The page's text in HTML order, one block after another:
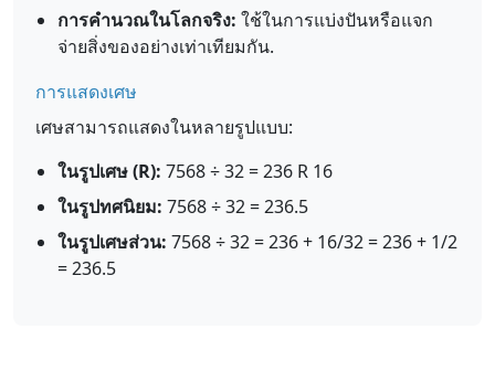
การคำนวณในโลกจริง: ใช้ในการแบ่งปันหรือแจก
จ่ายสิ่งของอย่างเท่าเทียมกัน.
การแสดงเศษ
เศษสามารถแสดงในหลายรูปแบบ:
ในรูปเศษ (R): 7568 ÷ 32 = 236 R 16
ในรูปทศนิยม: 7568 ÷ 32 = 236.5
ในรูปเศษส่วน: 7568 ÷ 32 = 236 + 16/32 = 236 + 1/2
= 236.5